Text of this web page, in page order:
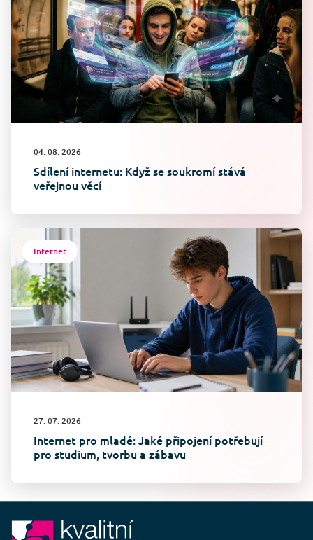
04. 08. 2026
Sdílení internetu: Když se soukromí stává
veřejnou věcí
Internet
27. 07. 2026
Internet pro mladé: Jaké připojení potřebují
pro studium, tvorbu a zábavu